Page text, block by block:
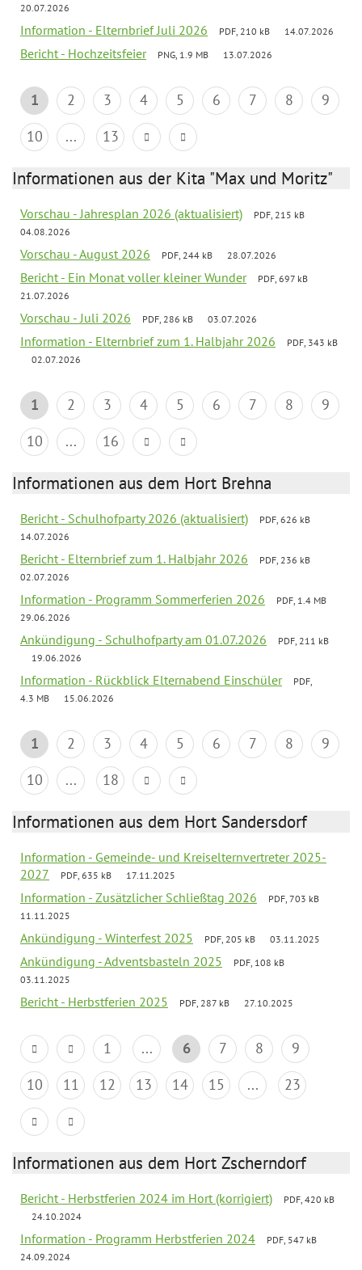
20.07.2026
Information - Elternbrief Juli 2026 PDF, 210 kB 14.07.2026
Bericht - Hochzeitsfeier PNG, 1.9 MB 13.07.2026
1 2 3 4 5 6 7 8
9
10
... 13
Informationen aus der Kita "Max und Moritz"
Vorschau - Jahresplan 2026 (aktualisiert)
PDF, 215 kB
04.08.2026
Vorschau - August 2026 PDF, 244 kB 28.07.2026
Bericht - Ein Monat voller kleiner Wunder
PDF, 697 kB
21.07.2026
Vorschau - Juli 2026 PDF, 286 kB 03.07.2026
Information - Elternbrief zum 1. Halbjahr 2026
PDF, 343 kB
02.07.2026
1 2 3 4 5 6 7 8
9
10
... 16
Informationen aus dem Hort Brehna
Bericht - Schulhofparty 2026 (aktualisiert)
PDF, 626 kB
14.07.2026
Bericht - Elternbrief zum 1. Halbjahr 2026
PDF, 236 kB
02.07.2026
Information - Programm Sommerferien 2026
PDF, 1.4 MB
29.06.2026
Ankündigung - Schulhofparty am 01.07.2026
PDF, 211 kB
19.06.2026
Information - Rückblick Elternabend Einschüler
PDF,
4.3 MB
15.06.2026
1 2 3 4 5 6 7 8
9
10
... 18
Informationen aus dem Hort Sandersdorf
Information - Gemeinde- und Kreiselternvertreter 2025-
2027
PDF, 635 kB 17.11.2025
Information - Zusätzlicher Schließtag 2026
PDF, 703 kB
11.11.2025
Ankündigung - Winterfest 2025 PDF, 205 kB 03.11.2025
Ankündigung - Adventsbasteln 2025
PDF, 108 kB
03.11.2025
Bericht - Herbstferien 2025 PDF, 287 kB 27.10.2025
1 ... 6 7 8
9
10
11 12 13 14 15 ... 23
Informationen aus dem Hort Zscherndorf
Bericht - Herbstferien 2024 im Hort (korrigiert)
PDF, 420 kB
24.10.2024
Information - Programm Herbstferien 2024
PDF, 547 kB
24.09.2024